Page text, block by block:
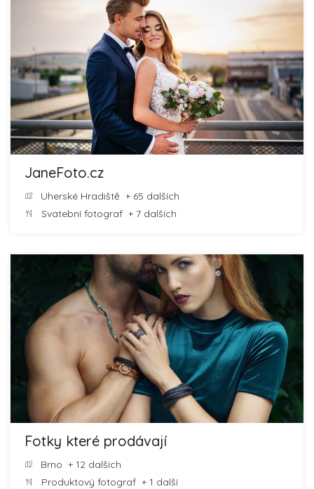
JaneFoto.cz
Uherské Hradiště + 65 dalších
Svatební fotograf + 7 dalších
Fotky které prodávají
Brno + 12 dalších
Produktový fotograf + 1 další